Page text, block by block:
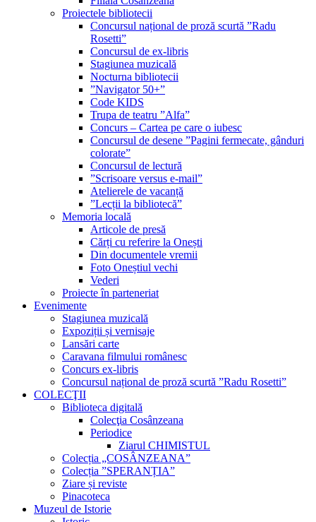
Proiectele bibliotecii
Concursul național de proză scurtă ”Radu
Rosetti”
Concursul de ex-libris
Stagiunea muzicală
Nocturna bibliotecii
”Navigator 50+”
Code KIDS
Trupa de teatru ”Alfa”
Concurs – Cartea pe care o iubesc
Concursul de desene ”Pagini fermecate, gânduri
colorate”
Concursul de lectură
”Scrisoare versus e-mail”
Atelierele de vacanță
”Lecții la bibliotecă”
Memoria locală
Articole de presă
Cărți cu referire la Onești
Din documentele vremii
Foto Oneștiul vechi
Vederi
Proiecte în parteneriat
Evenimente
Stagiunea muzicală
Expoziții și vernisaje
Lansări carte
Caravana filmului românesc
Concurs ex-libris
Concursul național de proză scurtă ”Radu Rosetti”
COLECŢII
Biblioteca digitală
Colecţia Cosânzeana
Periodice
Ziarul CHIMISTUL
Colecția „COSÂNZEANA”
Colecția ”SPERANȚIA”
Ziare și reviste
Pinacoteca
Muzeul de Istorie